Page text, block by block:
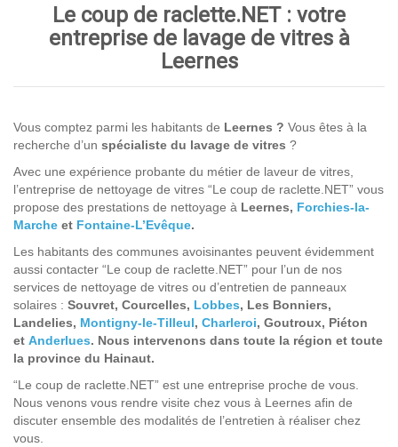
Le coup de raclette.NET : votre
entreprise de lavage de vitres à
Leernes
Vous comptez parmi les habitants de Leernes ? Vous êtes à la
recherche d’un spécialiste du lavage de vitres ?
Avec une expérience probante du métier de laveur de vitres,
l’entreprise de nettoyage de vitres “Le coup de raclette.NET” vous
propose des prestations de nettoyage à Leernes, Forchies-la-
Marche et Fontaine-L’Evêque.
Les habitants des communes avoisinantes peuvent évidemment
aussi contacter “Le coup de raclette.NET” pour l’un de nos
services de nettoyage de vitres ou d’entretien de panneaux
solaires : Souvret, Courcelles, Lobbes, Les Bonniers,
Landelies, Montigny-le-Tilleul, Charleroi, Goutroux, Piéton
et Anderlues. Nous intervenons dans toute la région et toute
la province du Hainaut.
“Le coup de raclette.NET” est une entreprise proche de vous.
Nous venons vous rendre visite chez vous à Leernes afin de
discuter ensemble des modalités de l’entretien à réaliser chez
vous.